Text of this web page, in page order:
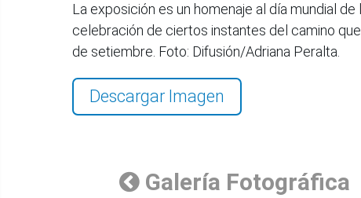
La exposición es un homenaje al día mundial
celebración de ciertos instantes del camino
de setiembre. Foto: Difusión/Adriana Peralta.
Descargar Imagen
Galería Fotográfica